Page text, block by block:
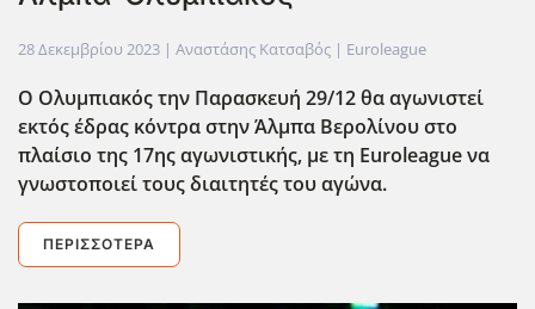
28 Δεκεμβρίου 2023 | Αναστάσης Κατσαβός | Euroleague
Ο Ολυμπιακός την Παρασκευή 29/12 θα αγωνιστεί
εκτός έδρας κόντρα στην Άλμπα Βερολίνου στο
πλαίσιο της 17ης αγωνιστικής, με τη Euroleague να
γνωστοποιεί τους διαιτητές του αγώνα.
ΠΕΡΙΣΣΌΤΕΡΑ